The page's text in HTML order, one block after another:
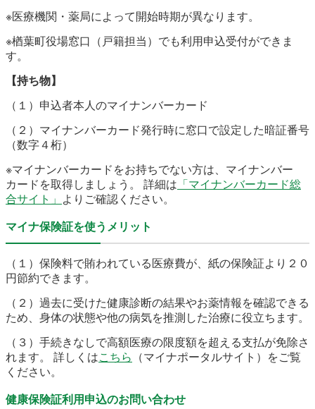
※医療機関・薬局によって開始時期が異なります。
※楢葉町役場窓口（戸籍担当）でも利用申込受付ができま
す。
【持ち物】
（１）申込者本人のマイナンバーカード
（２）マイナンバーカード発行時に窓口で設定した暗証番号
（数字４桁）
※マイナンバーカードをお持ちでない方は、マイナンバー
カードを取得しましょう。
詳細は 「マイナンバーカード総
合サイト」 よりご確認ください。
マイナ保険証を使うメリット
（１）保険料で賄われている医療費が、紙の保険証より２０
円節約できます。
（２）過去に受けた健康診断の結果やお薬情報を確認できる
ため、身体の状態や他の病気を推測した治療に役立ちます。
（３）手続きなしで高額医療の限度額を超える支払が免除さ
れます。 詳しくはこちら （マイナポータルサイト）をご覧
ください。
健康保険証利用申込のお問い合わせ